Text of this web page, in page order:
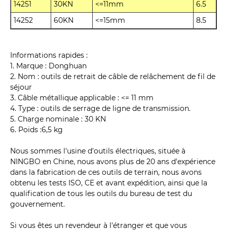
14251
30KN <=11mm
6.5
14252
60KN <=15mm 8.5
Informations rapides :
1. Marque : Donghuan
2. Nom : outils de retrait de câble de relâchement de fil de
séjour
3. Câble métallique applicable : <= 11 mm
4. Type : outils de serrage de ligne de transmission.
5. Charge nominale : 30 KN
6. Poids :6,5 kg
Nous sommes l'usine d'outils électriques, située à
NINGBO en Chine, nous avons plus de 20 ans d'expérience
dans la fabrication de ces outils de terrain, nous avons
obtenu les tests ISO, CE et avant expédition, ainsi que la
qualification de tous les outils du bureau de test du
gouvernement.
Si vous êtes un revendeur à l'étranger et que vous